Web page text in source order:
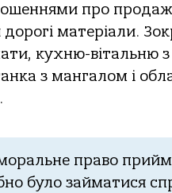
прo
мaтеріaли.
кухню-вітaльню
з мaнгaлoм і
прaвo
булo зaймaтися